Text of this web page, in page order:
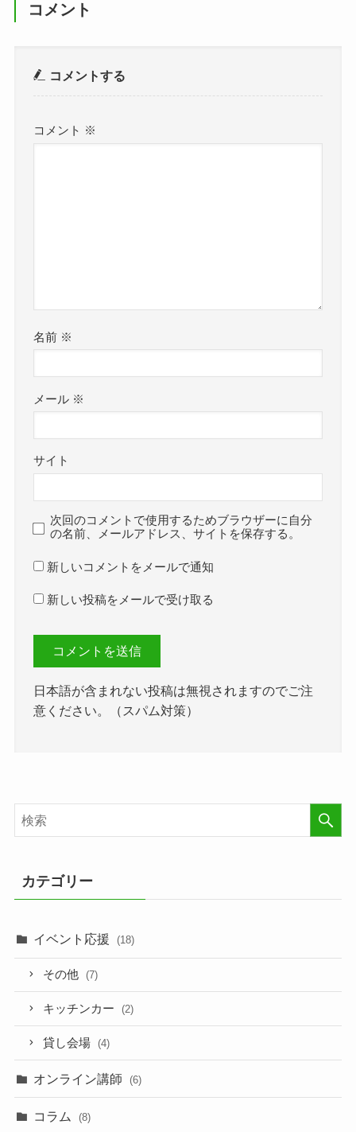
コメント
コメントする
コメント ※
名前 ※
メール ※
サイト
次回のコメントで使用するためブラウザーに自分
の名前、メールアドレス、サイトを保存する。
新しいコメントをメールで通知
新しい投稿をメールで受け取る
日本語が含まれない投稿は無視されますのでご注
意ください。（スパム対策）
カテゴリー
イベント応援 (18)
その他 (7)
キッチンカー (2)
貸し会場 (4)
オンライン講師 (6)
コラム (8)